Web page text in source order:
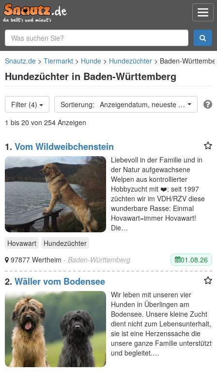
Snautz.de Tiermarkt Hunde Hundezüchter Baden-
Hundezüchter in Baden-Württemberg
Filter (4)
Anzeigendatum, neueste oben
1 bis 20 von 254 Anzeigen
1. Vom Wildweibchenstein
Liebevoll in der Familie und in
der Natur aufgewachsene
Welpen aus kontrollierter
Hobbyzucht mit ❤️: seit 1997
züchten wir im VDH/RZV diese
wunderbare Rasse: Einmal
Hovawart=immer Hovawart!
Die…
Hovawart
Hundezüchter
97877 Wertheim - Baden-Württemberg 01.08.26
2. Wäller vom Bodensee
Wir leben mit unseren vier
Hunden in Überlingen am
Bodensee. Unsere kleine Zucht
dient nicht zum Lebensunterhalt,
sie ist eine Herzenssache die
unsere ganze Familie unterstützt
und begleitet.…